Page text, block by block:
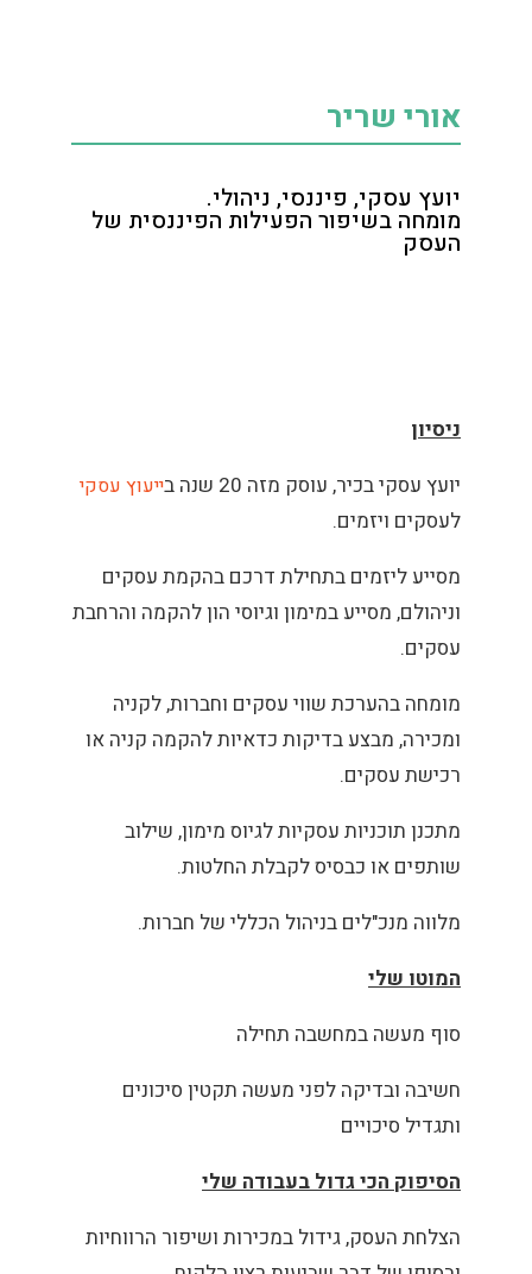
אורי שריר
יועץ עסקי, פיננסי, ניהולי.
העסק​
ניסיון
יועץ עסקי בכיר, עוסק מזה 20 שנה ב
ייעוץ עסקי
לעסקים ויזמים.
מסייע ליזמים בתחילת דרכם בהקמת עסקים
וניהולם, מסייע במימון וגיוסי הון להקמה והרחבת
עסקים.
מומחה בהערכת שווי עסקים וחברות, לקניה
ומכירה, מבצע בדיקות כדאיות להקמה קניה או
רכישת עסקים.
מתכנן תוכניות עסקיות לגיוס מימון, שילוב
שותפים או כבסיס לקבלת החלטות.
מלווה מנכ"לים בניהול הכללי של חברות.
המוטו שלי
סוף מעשה במחשבה תחילה
חשיבה ובדיקה לפני מעשה תקטין סיכונים
ותגדיל סיכויים
הסיפוק הכי גדול בעבודה שלי
הצלחת העסק, גידול במכירות ושיפור הרווחיות